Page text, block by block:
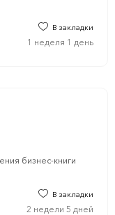
В закладки
1 неделя 1 день
бизнес-книги
В закладки
2 недели 5 дней